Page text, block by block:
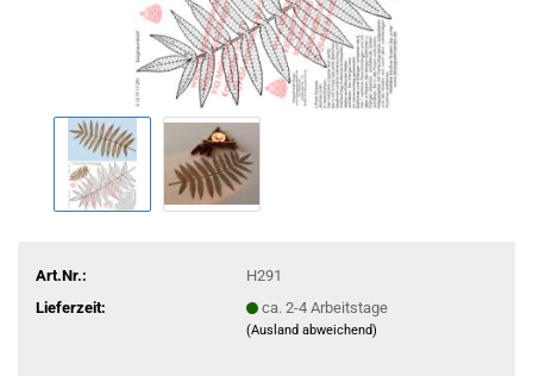
Art.Nr.:
H291
Lieferzeit:
ca. 2-4 Arbeitstage
(Ausland abweichend)